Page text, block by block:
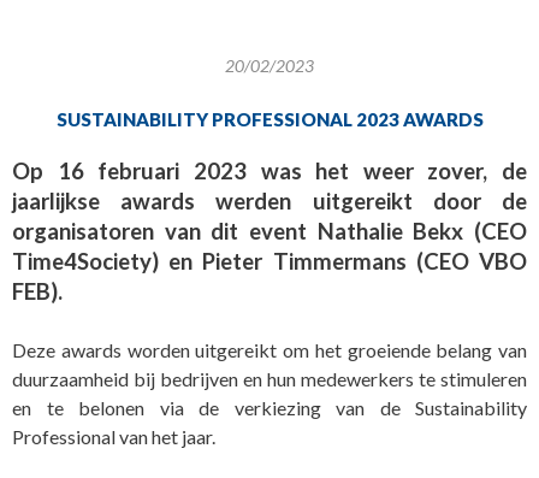
20/02/2023
SUSTAINABILITY PROFESSIONAL 2023 AWARDS
Op 16 februari 2023 was het weer zover, de
jaarlijkse awards werden uitgereikt door de
organisatoren van dit event Nathalie Bekx (CEO
Time4Society) en Pieter Timmermans (CEO VBO
FEB).
Deze awards worden uitgereikt om het groeiende belang van
duurzaamheid bij bedrijven en hun medewerkers te stimuleren
en te belonen via de verkiezing van de Sustainability
Professional van het jaar.